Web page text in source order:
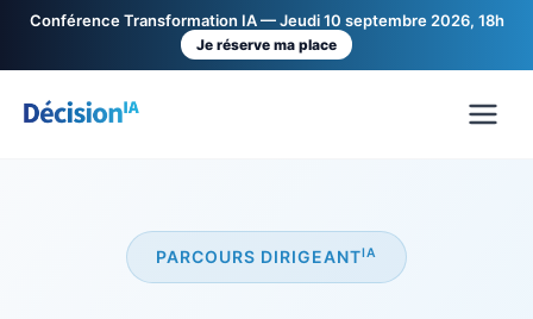
Conférence Transformation IA — Jeudi 10 septembre 2026, 18h
Je réserve ma place
PARCOURS DIRIGEANTIA